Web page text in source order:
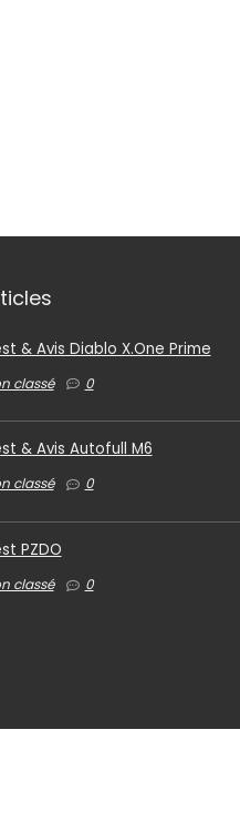
& Avis Diablo X.One Prime
classé 0
& Avis Autofull M6
classé 0
PZDO
classé 0